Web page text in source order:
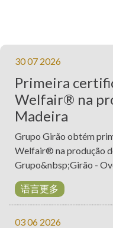
制
和
认
证
检
查
成
形
新
30 07 2026
Primeira
Welfair® na
Madeira
Grupo Girão obtém
Welfair® na produção
Grupo&nbsp;Girão -
语言更多
03 06 2026